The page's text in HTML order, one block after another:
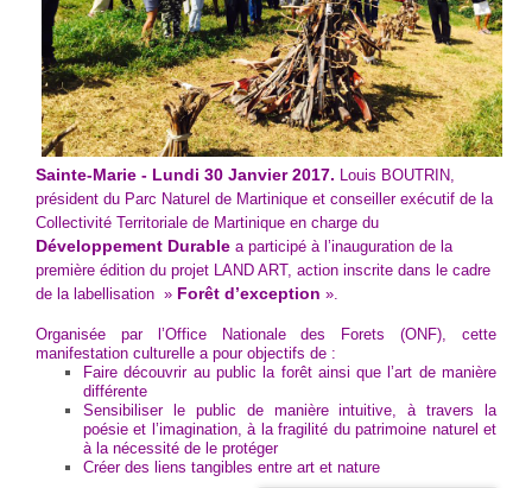
Sainte-Marie - Lundi 30 Janvier 2017. Louis BOUTRIN,
président du Parc Naturel de Martinique et conseiller exécutif de la
Collectivité Territoriale de Martinique en charge du
Développement Durable a participé à l’inauguration de la
première édition du projet LAND ART, action inscrite dans le cadre
de la labellisation » Forêt d’exception ».
Organisée par l’Office Nationale des Forets (ONF), cette
manifestation culturelle a pour objectifs de :
Faire découvrir au public la forêt ainsi que l’art de manière
différente
Sensibiliser le public de manière intuitive, à travers la
poésie et l’imagination, à la fragilité du patrimoine naturel et
à la nécessité de le protéger
Créer des liens tangibles entre art et nature